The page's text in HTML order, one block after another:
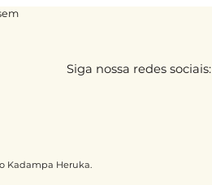
Siga nossa redes sociais:
Kadampa Heruka.